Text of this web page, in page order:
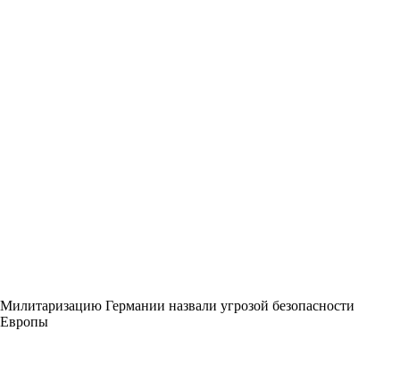
Милитаризацию Германии назвали угрозой безопасности
Европы